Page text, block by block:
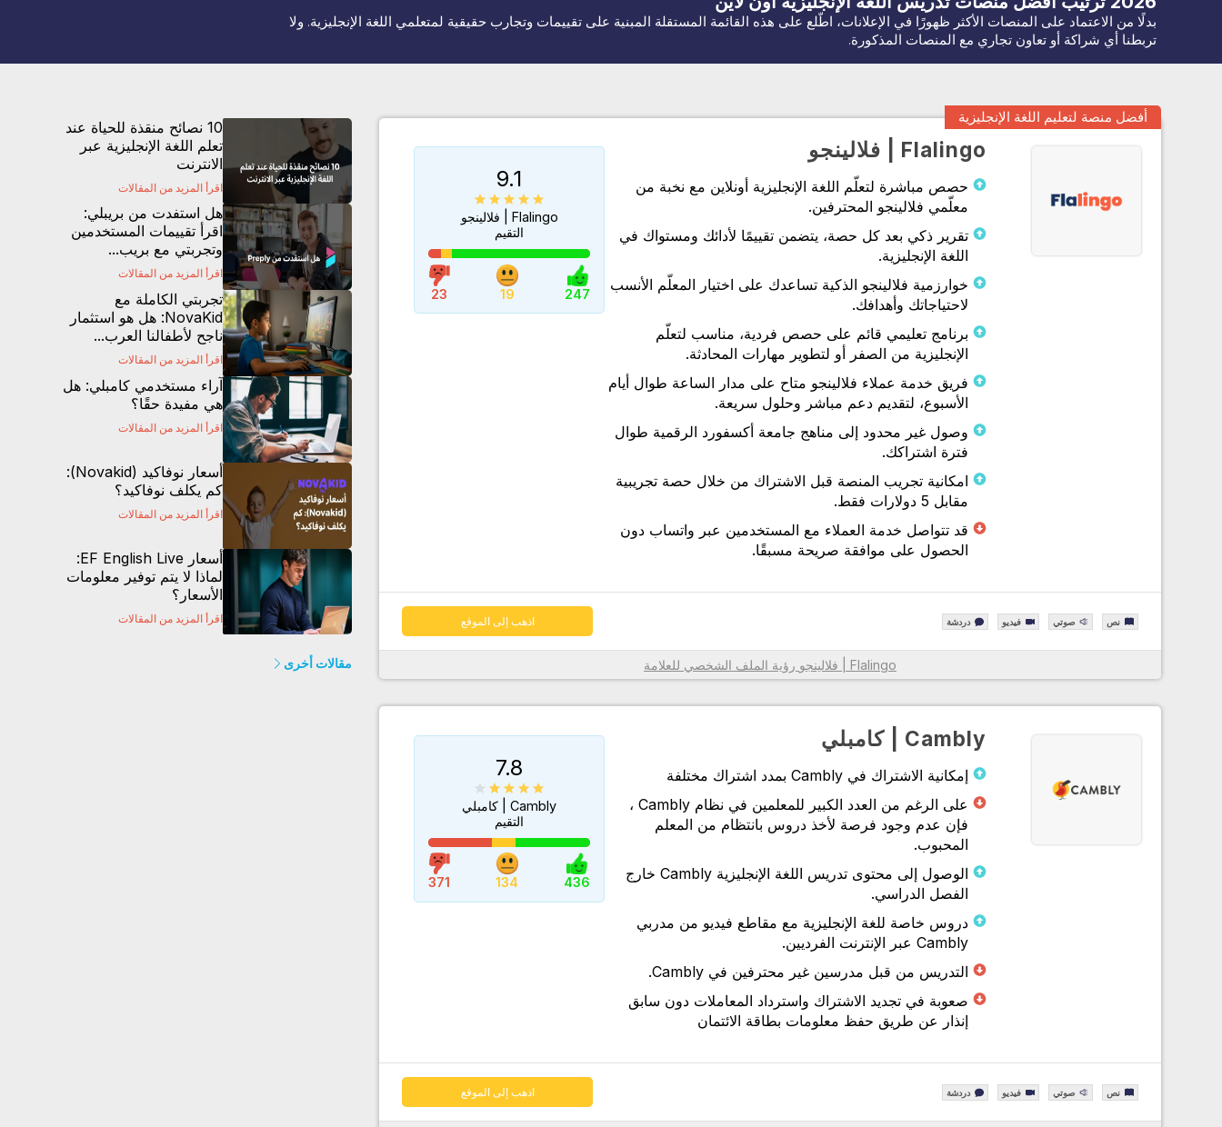
بدلًا من الاعتماد على المنصات الأكثر ظهورًا في الإعلانات، اطّلع على هذه القائمة المستقلة المبنية على تقييمات وتجارب حقيقية لمتعلمي اللغة الإنجليزية. ولا
تربطنا أي شراكة أو تعاون تجاري مع المنصات المذكورة.
أفضل منصة لتعليم اللغة الإنجليزية
Flalingo | فلالينجو
حصص مباشرة لتعلّم اللغة الإنجليزية أونلاين مع نخبة من
معلّمي فلالينجو المحترفين.
تقرير ذكي بعد كل حصة، يتضمن تقييمًا لأدائك ومستواك في
اللغة الإنجليزية.
خوارزمية فلالينجو الذكية تساعدك على اختيار المعلّم الأنسب
لاحتياجاتك وأهدافك.
برنامج تعليمي قائم على حصص فردية، مناسب لتعلّم
الإنجليزية من الصفر أو لتطوير مهارات المحادثة.
فريق خدمة عملاء فلالينجو متاح على مدار الساعة طوال أيام
الأسبوع، لتقديم دعم مباشر وحلول سريعة.
وصول غير محدود إلى مناهج جامعة أكسفورد الرقمية طوال
فترة اشتراكك.
امكانية تجريب المنصة قبل الاشتراك من خلال حصة تجريبية
مقابل 5 دولارات فقط.
قد تتواصل خدمة العملاء مع المستخدمين عبر واتساب دون
الحصول على موافقة صريحة مسبقًا.
9.1
Flalingo | فلالينجو
التقيم
247
19
23
نص صوتي فيديو دردشة اذهب إلى الموقع
بفضل خوارزمية Flalingo | فلالينجو الذكية لاختيار المعلم، والتي تحدد
الأنسب لك من بين أكثر من 1600 مدرس لغة إنجليزية محترف، فقد
مع نظام الدورة المصمم لك لممارسة التحدث أو تعلم اللغة الإنجليزية
بشكل منهجي، فقد زادوا من كفاءة التعلم من خلال تسهيل متابعة الدرس
من خلال توفير وصول غير محدود إلى محتوى مطبعة جامعة أكسفورد،
فقد دعموا نظامهم الأساسي بمواد احترافية مكتوبة ومسموعة ومرئية
بفضل خدمة العملاء الخاصة بهم، والتي توفر دعمًا على مدار الساعة
طوال أيام الأسبوع عبر الهاتف وWhatsApp ونظام الدردشة الحية،
Flalingo | فلالينجو رؤية الملف الشخصي للعلامة
Cambly | كامبلي
إمكانية الاشتراك في Cambly بمدد اشتراك مختلفة
على الرغم من العدد الكبير للمعلمين في نظام Cambly ،
فإن عدم وجود فرصة لأخذ دروس بانتظام من المعلم
المحبوب.
الوصول إلى محتوى تدريس اللغة الإنجليزية Cambly خارج
الفصل الدراسي.
دروس خاصة للغة الإنجليزية مع مقاطع فيديو من مدربي
Cambly عبر الإنترنت الفرديين.
التدريس من قبل مدرسين غير محترفين في Cambly.
صعوبة في تجديد الاشتراك واسترداد المعاملات دون سابق
إنذار عن طريق حفظ معلومات بطاقة الائتمان
7.8
Cambly | كامبلي
التقيم
436
134
371
نص صوتي فيديو دردشة اذهب إلى الموقع
10 نصائح منقذة للحياة عند
تعلم اللغة الإنجليزية عبر
الانترنت
اقرأ المزيد من المقالات
هل استفدت من بريبلي:
اقرأ تقييمات المستخدمين
وتجربتي مع بريب...
اقرأ المزيد من المقالات
تجربتي الكاملة مع
NovaKid: هل هو استثمار
ناجح لأطفالنا العرب...
اقرأ المزيد من المقالات
آراء مستخدمي كامبلي: هل
هي مفيدة حقًا؟
اقرأ المزيد من المقالات
أسعار نوفاكيد (Novakid):
كم يكلف نوفاكيد؟
اقرأ المزيد من المقالات
أسعار EF English Live:
لماذا لا يتم توفير معلومات
الأسعار؟
اقرأ المزيد من المقالات
مقالات أخرى